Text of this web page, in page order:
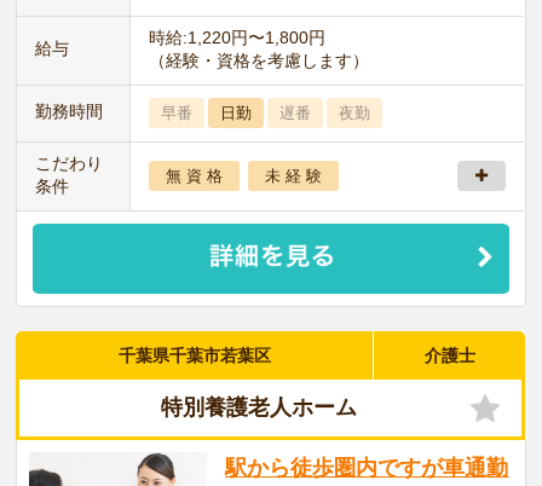
給与
時給:1,220円〜1,800円
（経験・資格を考慮します）
勤務時間 早番 日勤 遅番 夜勤
こだわり
条件
無 資 格 未 経 験
千葉県千葉市若葉区 介護士
特別養護老人ホーム
駅から徒歩圏内ですが車通勤